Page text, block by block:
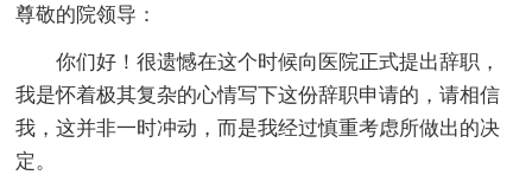
尊敬的院领导：
你们好！很遗憾在这个时候向医院正式提出辞职，
我是怀着极其复杂的心情写下这份辞职申请的，请相信
我，这并非一时冲动，而是我经过慎重考虑所做出的决
定。